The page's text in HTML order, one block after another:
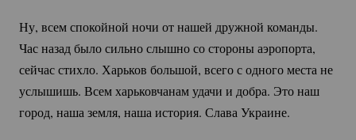
Ну, всем спокойной ночи от нашей дружной команды.
Час назад было сильно слышно со стороны аэропорта,
сейчас стихло. Харьков большой, всего с одного места не
услышишь. Всем харьковчанам удачи и добра. Это наш
город, наша земля, наша история. Слава Украине.